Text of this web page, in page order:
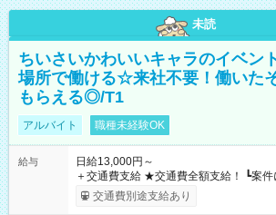
未読
ちいさいかわいいキャラのイベン
場所で働ける☆来社不要！働いた
もらえる◎/T1
アルバイト 職種未経験OK
給与
日給13,000円～
＋交通費支給 ★交通費全額支給！ ┗案件により規定あり ★日払
いOK！（規定あり） ┗働いたその日に
ンビニATMから 日払い分を引き落とせます！ 【試用
交通費別途支給あり